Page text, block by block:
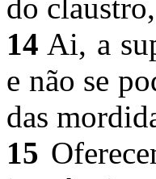
do
14 Ai, a
e não se
das
15